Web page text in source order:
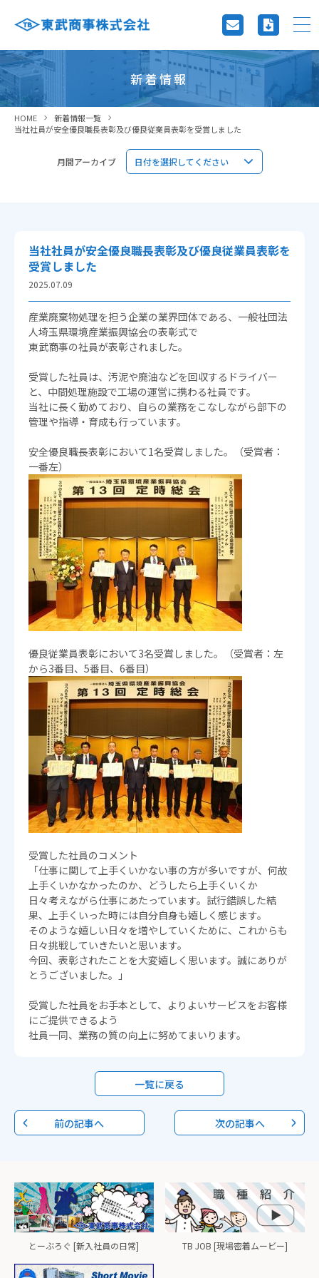
新着情報
HOME
新着情報一覧
当社社員が安全優良職長表彰及び優良従業員表彰を受賞しました
月間アーカイブ
当社社員が安全優良職長表彰及び優良従業員表彰を
受賞しました
2025.07.09
産業廃棄物処理を担う企業の業界団体である、一般社団法
人埼玉県環境産業振興協会の表彰式で
東武商事の社員が表彰されました。
受賞した社員は、汚泥や廃油などを回収するドライバー
と、中間処理施設で工場の運営に携わる社員です。
当社に長く勤めており、自らの業務をこなしながら部下の
管理や指導・育成も行っています。
安全優良職長表彰において1名受賞しました。（受賞者：
一番左）
優良従業員表彰において3名受賞しました。（受賞者：左
から3番目、5番目、6番目）
受賞した社員のコメント
「仕事に関して上手くいかない事の方が多いですが、何故
上手くいかなかったのか、どうしたら上手くいくか
日々考えながら仕事にあたっています。試行錯誤した結
果、上手くいった時には自分自身も嬉しく感じます。
そのような嬉しい日々を増やしていくために、これからも
日々挑戦していきたいと思います。
今回、表彰されたことを大変嬉しく思います。誠にありが
とうございました。」
受賞した社員をお手本として、よりよいサービスをお客様
にご提供できるよう
社員一同、業務の質の向上に努めてまいります。
一覧に戻る
前の記事へ 次の記事へ
とーぶろぐ [新入社員の日常] TB JOB [現場密着ムービー]